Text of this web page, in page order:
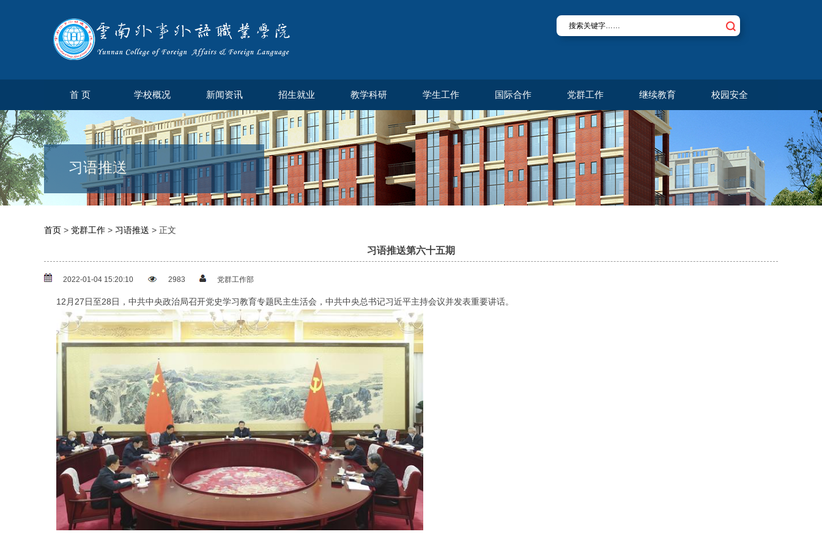
首 页 学校概况 新闻资讯 招生就业 教学科研 学生工作 国际合作 党群工作 继续教育 校园安全
习语推送
首页 > 党群工作 > 习语推送 > 正文
习语推送第六十五期
2022-01-04 15:20:10 2983 党群工作部
12月27日至28日，中共中央政治局召开党史学习教育专题民主生活会，中共中央总书记习近平主持会议并发表重要讲话。